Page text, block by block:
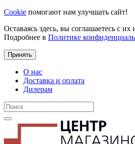
Cookie помогают нам улучшать сайт!
Оставаясь здесь, вы соглашаетесь с их
Подробнее в Политике
Принять
О нас
Доставка и оплата
Дилерам